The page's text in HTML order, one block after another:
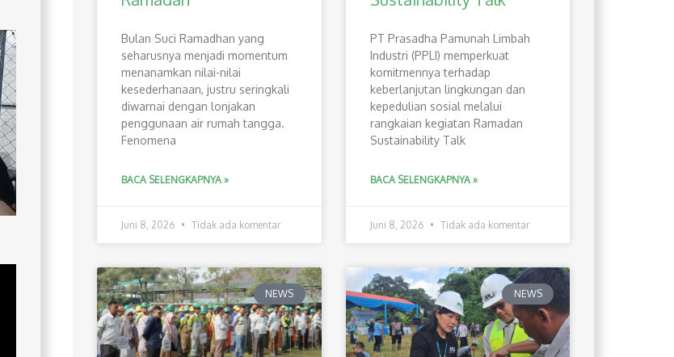
Bulan Suci Ramadhan yang
seharusnya menjadi momentum
menanamkan nilai-nilai
kesederhanaan, justru seringkali
diwarnai dengan lonjakan
penggunaan air rumah tangga.
Fenomena
BACA SELENGKAPNYA »
Juni 8, 2026 Tidak ada komentar
PT Prasadha Pamunah Limbah
Industri (PPLI) memperkuat
komitmennya terhadap
keberlanjutan lingkungan dan
kepedulian sosial melalui
rangkaian kegiatan Ramadan
Sustainability Talk
BACA SELENGKAPNYA »
Juni 8, 2026 Tidak ada komentar
NEWS NEWS